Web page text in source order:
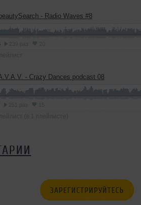
beautySearch - Radio Waves #8
- Crazy Dances podcast 08
ЗАРЕГИСТРИРУЙТЕСЬ